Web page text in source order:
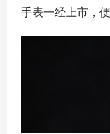
手表一经上市，